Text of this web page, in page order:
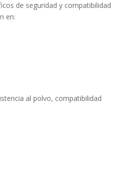
de seguridad y compatibilidad
en:
al polvo, compatibilidad